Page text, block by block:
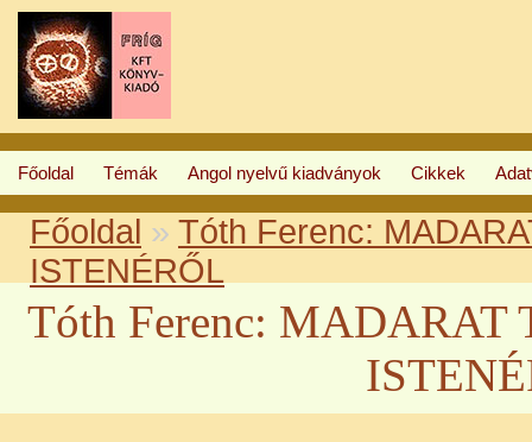
Főoldal Témák Angol nyelvű kiadványok Cikkek
Főoldal » Tóth Ferenc:
ISTENÉRŐL
Tóth Ferenc: